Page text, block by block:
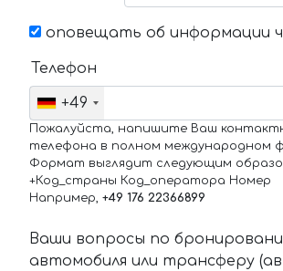
оповещать об информации
Телефон
+49
Пожалуйста, напишите Ваш
телефона в полном международном
Формат выглядит следующим
+Код_страны Код_оператора Номер
Например, +49 176 22366899
Ваши вопросы по
автомобиля или трансферу